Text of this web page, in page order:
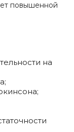
повышенной
на